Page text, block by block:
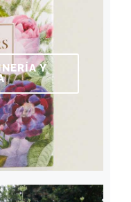
Y